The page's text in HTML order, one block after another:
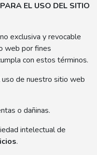
EL USO DEL SITIO
exclusiva y revocable
web por fines
con estos términos.
de nuestro sitio web
o dañinas.
intelectual de
.